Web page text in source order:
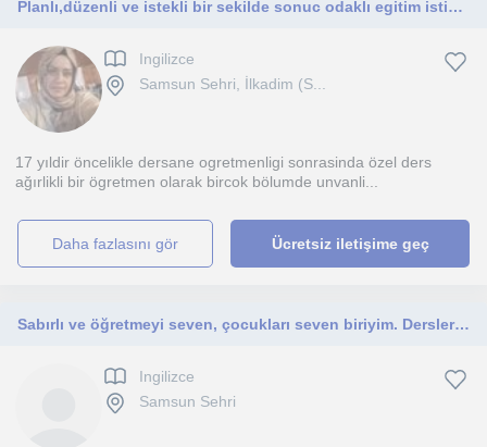
Planlı,düzenli ve istekli bir sekilde sonuc odaklı egitim istiyorsanız gercek tecrübe burada
Ingilizce
Samsun Sehri, İlkadim (S...
17 yıldir öncelikle dersane ogretmenligi sonrasinda özel ders
ağırlikli bir ögretmen olarak bircok bölumde unvanli...
daha fazlasını gör Ücretsiz iletişime geç
Sabırlı ve öğretmeyi seven, çocukları seven biriyim. Derslerim ilkokul ve ortaokul öğrencilerine yöneliktir.
Ingilizce
Samsun Sehri